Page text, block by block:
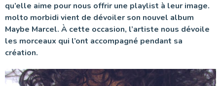
qu’elle aime pour nous offrir une playlist à leur image.
molto morbidi vient de dévoiler son nouvel album
Maybe Marcel. À cette occasion, l’artiste nous dévoile
les morceaux qui l’ont accompagné pendant sa
création.